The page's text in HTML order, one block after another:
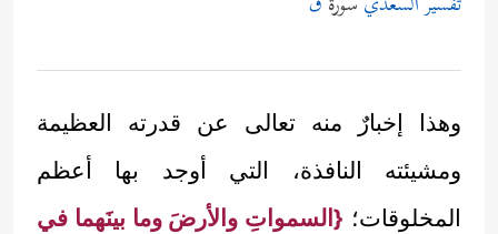
وهذا إخبارٌ منه تعالى عن قدرته العظيمة
ومشيئته النافذة، التي أوجد بها أعظم
المخلوقات؛ {السمواتِ والأرضَ وما بينَهما في